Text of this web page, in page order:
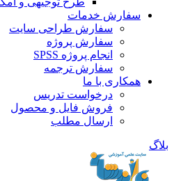
سفارش خدمات
سفارش طراحی سایت
سفارش پروژه
انجام پروژه SPSS
سفارش ترجمه
همکاری با ما
درخواست تدریس
فروش فایل و محصول
ارسال مطلب